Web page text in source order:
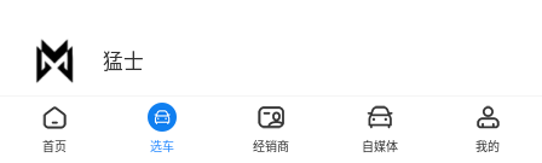
猛士
首页 选车 经销商 自媒体 我的